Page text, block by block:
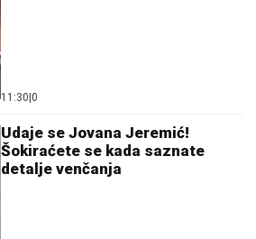
11:30 0
Udaje se Jovana Jeremić!
Šokiraćete se kada saznate
detalje venčanja